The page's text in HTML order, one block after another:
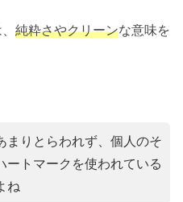
純粋さやクリーンな意味を
まりとらわれず、個人のそ
ートマークを使われている
ね